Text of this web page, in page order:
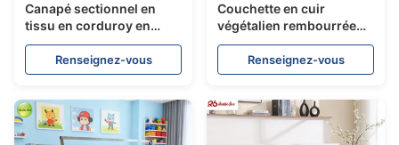
Canapé sectionnel en
tissu en corduroy en
forme de L, gris clair
Renseignez-vous
Couchette en cuir
végétalien rembourrée
meubles appui-bras
couchette pour hôtel
résistant aux rayures
Renseignez-vous